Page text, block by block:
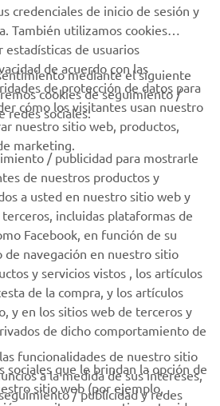
de las últimas ofertas, eventos
credenciales de inicio de sesión y
También utilizamos cookies
estadísticas de usuarios
de acuerdo con las
de protección de datos para
cómo los visitantes usan nuestro
nuestro sitio web, productos,
marketing.
mediante el siguiente
cookies de seguimiento /
redes sociales:
/ publicidad para mostrarle
de nuestros productos y
a usted en nuestro sitio web y
incluidas plataformas de
Facebook, en función de su
navegación en nuestro sitio
y servicios vistos , los artículos
de la compra, y los artículos
y en los sitios web de terceros y
de dicho comportamiento de
sociales que le brindan la opción de
sitio web (por ejemplo,
funcionalidades de nuestro sitio
a la medida de sus intereses,
/ publicidad y redes